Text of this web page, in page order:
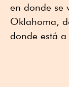
en donde se
Oklahoma,
donde está